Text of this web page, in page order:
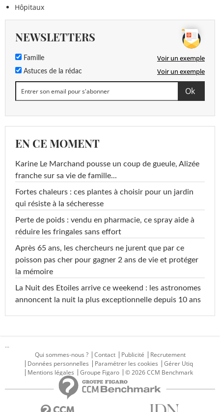
Hôpitaux
NEWSLETTERS
Famille Voir un exemple
Astuces de la rédac Voir un exemple
EN CE MOMENT
Karine Le Marchand pousse un coup de gueule, Alizée
franche sur sa vie de famille...
Fortes chaleurs : ces plantes à choisir pour un jardin
qui résiste à la sécheresse
Perte de poids : vendu en pharmacie, ce spray aide à
réduire les fringales sans effort
Après 65 ans, les chercheurs ne jurent que par ce
poisson pas cher pour gagner 2 ans de vie et protéger
la mémoire
La Nuit des Etoiles arrive ce weekend : les astronomes
annoncent la nuit la plus exceptionnelle depuis 10 ans
...
Qui sommes-nous ?
Contact Publicité
Recrutement
Données personnelles
Paramétrer les cookies
Gérer Utiq
Mentions légales
Groupe Figaro © 2026 CCM Benchmark